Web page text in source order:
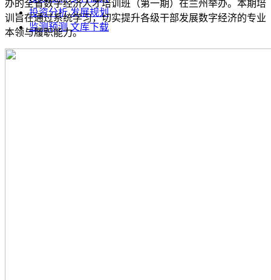
投资分析 发展规划
监测预测 文库下载
办的全省数字经济人才培训班（第一期）在兰州举办。 本期培
训旨在通过系统学习，切实提升各级干部发展数字经济的专业
本领与履职能力。